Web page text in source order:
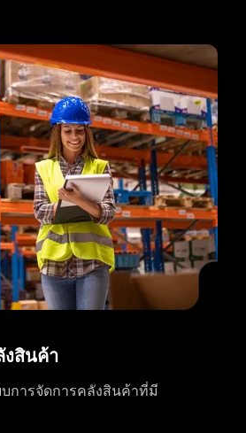
งสินค้า
การจัดการคลังสินค้าที่มี